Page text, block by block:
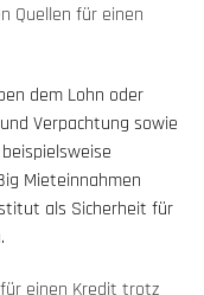
Quellen für einen
dem Lohn oder
Verpachtung sowie
Mieteinnahmen
als Sicherheit für
einen Kredit trotz